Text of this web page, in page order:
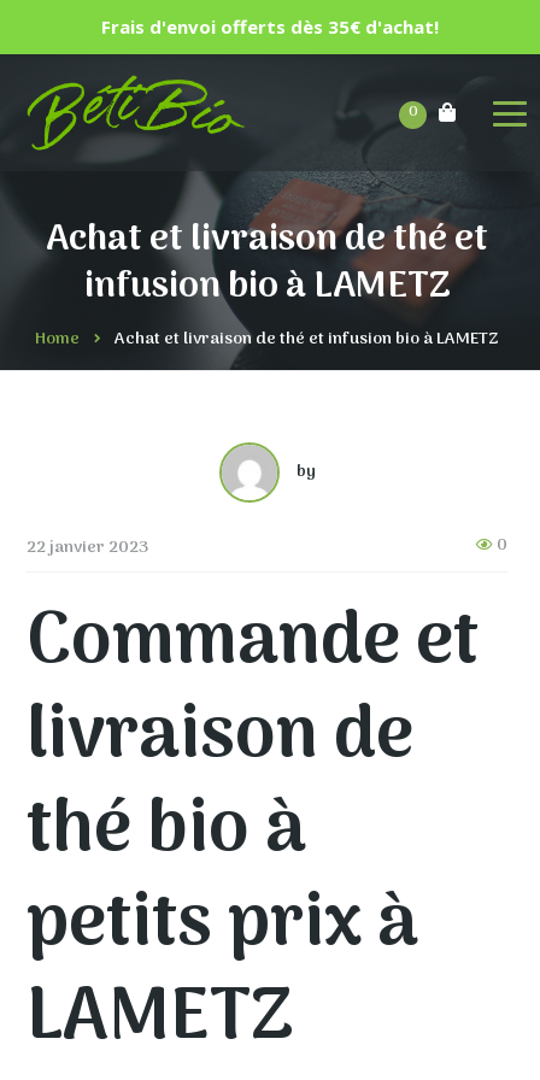
0
Achat et livraison de thé et
infusion bio à LAMETZ
Home Achat et livraison de thé et infusion bio à LAMETZ
by
22 janvier 2023 0
Commande et
livraison de
thé bio à
petits prix à
LAMETZ
Frais d'envoi offerts dès 35€ d'achat!